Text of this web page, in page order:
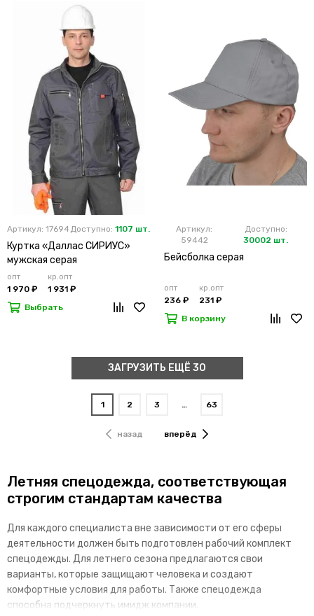
Артикул: 17694Доступно: 1107 шт.
Куртка «Даллас СИРИУС»
мужская серая
опт
1 970 ₽
кр.опт
1 931 ₽
Выбрать
Артикул:
59442
Доступно:
30002 шт.
Бейсболка серая
опт
236 ₽
кр.опт
231 ₽
В корзину
ЗАГРУЗИТЬ ЕЩЁ 30
назад
1 2 3 … 63
вперёд
Летняя спецодежда, соответствующая
строгим стандартам качества
Для каждого специалиста вне зависимости от его сферы
деятельности должен быть подготовлен рабочий комплект
спецодежды. Для летнего сезона предлагаются свои
варианты, которые защищают человека и создают
комфортные условия для работы. Также спецодежда
способна подчеркнуть имидж компании.